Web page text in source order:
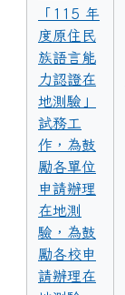
「115 年
度原住民
族語言能
力認證在
地測驗」
試務工
作，為鼓
勵各單位
申請辦理
在地測
驗，為鼓
勵各校申
請辦理在